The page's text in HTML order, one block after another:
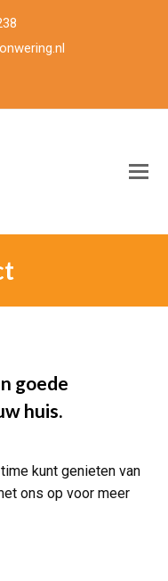
goede
huis.
kunt genieten van
ons op voor meer